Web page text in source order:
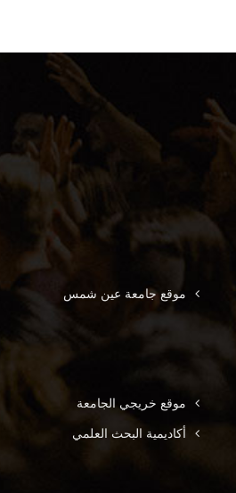
موقع جامعة عين شمس
موقع خريجي الجامعة
أكاديمية البحث العلمي